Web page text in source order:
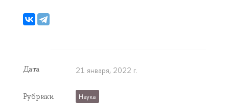
Дата 21 января, 2022 г.
Рубрики Наука